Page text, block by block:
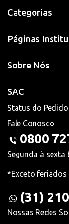
Categorias
Páginas
Sobre Nós
SAC
Status do Pedido
Fale Conosco
0800
Segunda à sexta
*Exceto feriados
(31)
Nossas Redes